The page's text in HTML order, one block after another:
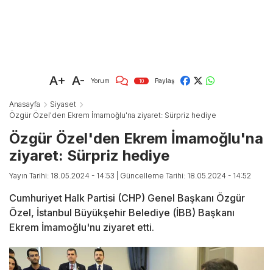
A+ A- Yorum 10 Paylaş
Anasayfa
Siyaset
Özgür Özel'den Ekrem İmamoğlu'na ziyaret: Sürpriz hediye
Özgür Özel'den Ekrem İmamoğlu'na
ziyaret: Sürpriz hediye
Yayın Tarihi: 18.05.2024 - 14:53 | Güncelleme Tarihi: 18.05.2024 - 14:52
Cumhuriyet Halk Partisi (CHP) Genel Başkanı Özgür
Özel, İstanbul Büyükşehir Belediye (İBB) Başkanı
Ekrem İmamoğlu'nu ziyaret etti.